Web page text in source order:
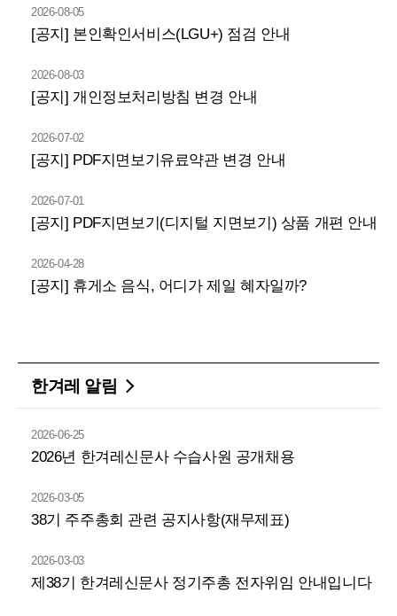
2026-08-05
[공지] 본인확인서비스(LGU+) 점검 안내
2026-08-03
[공지] 개인정보처리방침 변경 안내
2026-07-02
[공지] PDF지면보기유료약관 변경 안내
2026-07-01
[공지] PDF지면보기(디지털 지면보기) 상품 개편 안내
2026-04-28
[공지] 휴게소 음식, 어디가 제일 혜자일까?
한겨레 알림
2026-06-25
2026년 한겨레신문사 수습사원 공개채용
2026-03-05
38기 주주총회 관련 공지사항(재무제표)
2026-03-03
제38기 한겨레신문사 정기주총 전자위임 안내입니다